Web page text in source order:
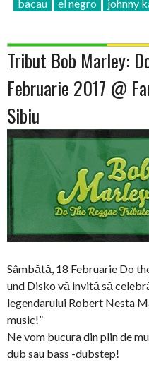
bacau el negro johnny
Tribut Bob Marley:
Februarie 2017 @
Sibiu
Sâmbătă, 18 Februarie Do
und Disko vă invită să
legendarului Robert Nesta
music!”
Ne vom bucura din plin de
dub sau bass -dubstep!